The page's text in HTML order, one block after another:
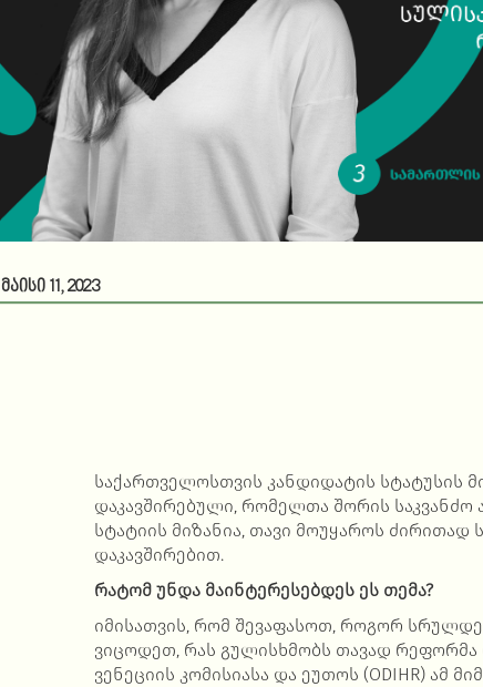
მაისი 11, 2023
საქართველოსთვის კანდიდატის სტატუსის
დაკავშირებული, რომელთა შორის
სტატიის მიზანია, თავი მოუყაროს
დაკავშირებით.
რატომ უნდა მაინტერესებდეს ეს თემა?
იმისათვის, რომ შევაფასოთ, როგორ
ვიცოდეთ, რას გულისხმობს თავად რეფორმა
ვენეციის კომისიასა და ეუთოს (ODIHR) ამ